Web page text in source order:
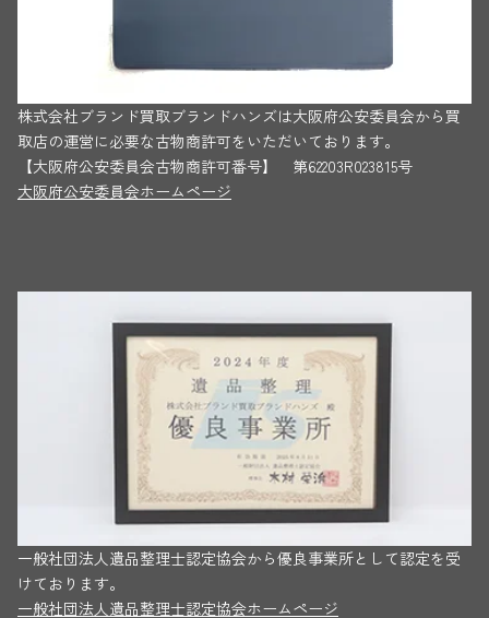
株式会社ブランド買取ブランドハンズは大阪府公安委員会から買
取店の運営に必要な古物商許可をいただいております。
【大阪府公安委員会古物商許可番号】 第62203R023815号
大阪府公安委員会ホームページ
一般社団法人遺品整理士認定協会から優良事業所として認定を受
けております。
一般社団法人遺品整理士認定協会ホームページ